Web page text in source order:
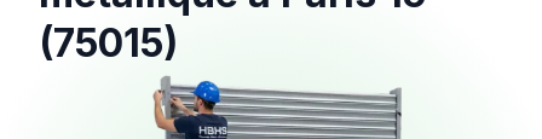
(75015)